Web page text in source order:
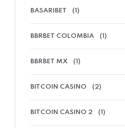
BASARIBET (1)
BBRBET COLOMBIA (1)
BBRBET MX (1)
BITCOIN CASINO (2)
BITCOIN CASINO 2 (1)